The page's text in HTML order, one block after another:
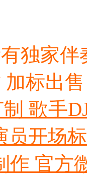
独家伴
加标出
歌手
员开场
官方